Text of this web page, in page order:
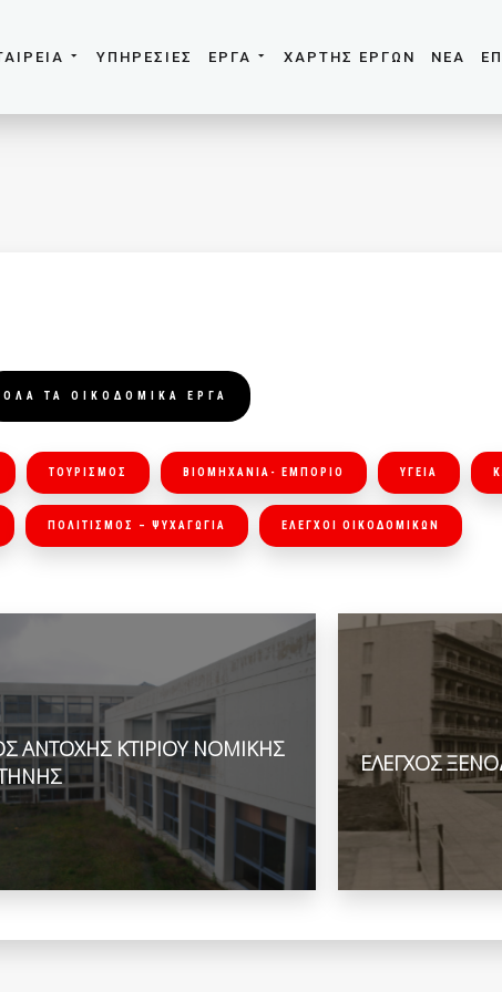
ΥΠΗΡΕΣΙΕΣ ΕΡΓΑ ΧΑΡΤΗΣ ΕΡΓΩΝ ΝΕΑ
ΟΛΑ ΤΑ ΟΙΚΟΔΟΜΙΚΑ ΕΡΓΑ
ΤΟΥΡΙΣΜΟΣ ΒΙΟΜΗΧΑΝΙΑ- ΕΜΠΟΡΙΟ ΥΓΕΙΑ
ΠΟΛΙΤΙΣΜΟΣ – ΨΥΧΑΓΩΓΙΑ ΕΛΕΓΧΟΙ ΟΙΚΟΔΟΜΙΚΩΝ
ΑΝΤΟΧΗΣ ΚΤΙΡΙΟΥ ΝΟΜΙΚΗΣ
ΕΛΕΓΧΟΣ